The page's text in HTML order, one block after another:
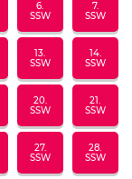
6.
SSW
7.
SSW
13.
SSW
14.
SSW
20.
SSW
21.
SSW
27.
SSW
28.
SSW